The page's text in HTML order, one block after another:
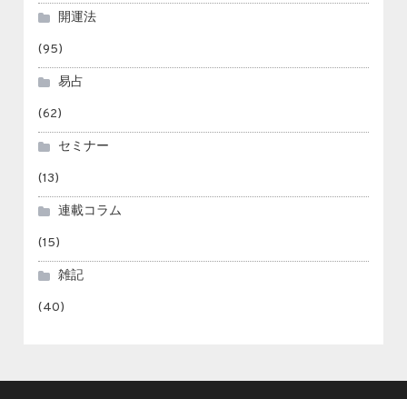
開運法
(95)
易占
(62)
セミナー
(13)
連載コラム
(15)
雑記
(40)